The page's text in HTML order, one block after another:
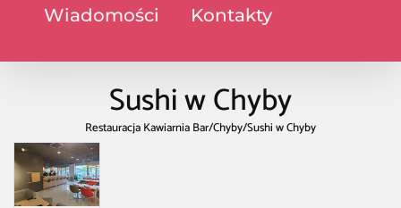
Wiadomości Kontakty
Sushi w Chyby
Restauracja Kawiarnia Bar/Chyby/Sushi w Chyby